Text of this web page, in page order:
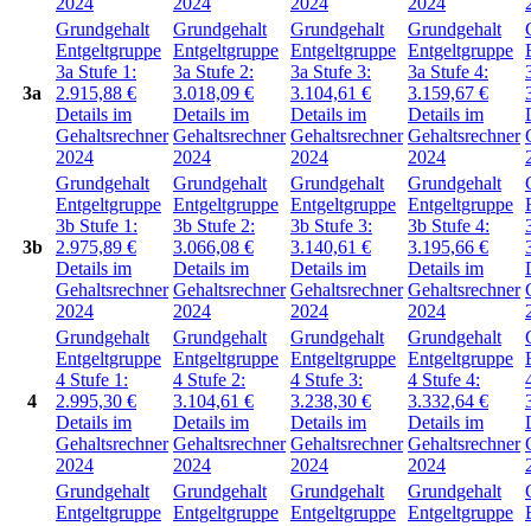
3a
Grundgehalt
Entgeltgruppe
3a Stufe 1:
2.915,88 €
Details im
Gehaltsrechner
2024
Grundgehalt
Entgeltgruppe
3a Stufe 2:
3.018,09 €
Details im
Gehaltsrechner
2024
Grundgehalt
Entgeltgruppe
3a Stufe 3:
3.104,61 €
Details im
Gehaltsrechner
2024
Grundgehalt
Entgeltgruppe
3a Stufe 4:
3.159,67 €
Details im
Gehaltsrechner
2024
3b
Grundgehalt
Entgeltgruppe
3b Stufe 1:
2.975,89 €
Details im
Gehaltsrechner
2024
Grundgehalt
Entgeltgruppe
3b Stufe 2:
3.066,08 €
Details im
Gehaltsrechner
2024
Grundgehalt
Entgeltgruppe
3b Stufe 3:
3.140,61 €
Details im
Gehaltsrechner
2024
Grundgehalt
Entgeltgruppe
3b Stufe 4:
3.195,66 €
Details im
Gehaltsrechner
2024
4
Grundgehalt
Entgeltgruppe
4 Stufe 1:
2.995,30 €
Details im
Gehaltsrechner
2024
Grundgehalt
Entgeltgruppe
4 Stufe 2:
3.104,61 €
Details im
Gehaltsrechner
2024
Grundgehalt
Entgeltgruppe
4 Stufe 3:
3.238,30 €
Details im
Gehaltsrechner
2024
Grundgehalt
Entgeltgruppe
4 Stufe 4:
3.332,64 €
Details im
Gehaltsrechner
2024
Grundgehalt
Entgeltgruppe
Grundgehalt
Entgeltgruppe
Grundgehalt
Entgeltgruppe
Grundgehalt
Entgeltgruppe